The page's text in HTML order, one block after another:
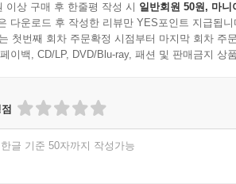
이상 구매 후 한줄평 작성 시 일반회원 50원, 마니
다운로드 후 작성한 리뷰만 YES포인트 지급됩니
첫번째 회차 주문확정 시점부터 마지막 회차 주
이백, CD/LP, DVD/Blu-ray, 패션 및 판매금지 상
한글 기준 50자까지 작성가능